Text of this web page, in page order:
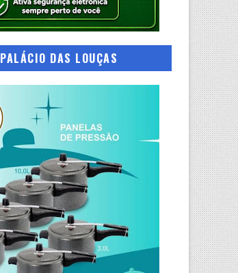
PALÁCIO DAS LOUÇAS